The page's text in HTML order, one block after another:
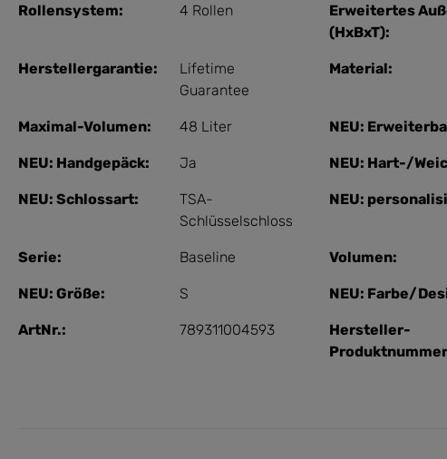
Rollensystem: 4 Rollen
Erweitertes
(HxBxT):
Herstellergarantie:
Lifetime
Guarantee
Material:
Maximal-Volumen: 48 Liter NEU:
NEU: Handgepäck: Ja NEU: Hart-/
NEU: Schlossart:
TSA-
Schlüsselschloss
NEU:
Serie: Baseline Volumen:
NEU: Größe: S NEU: Farbe/
ArtNr.: 789311004593
Hersteller-